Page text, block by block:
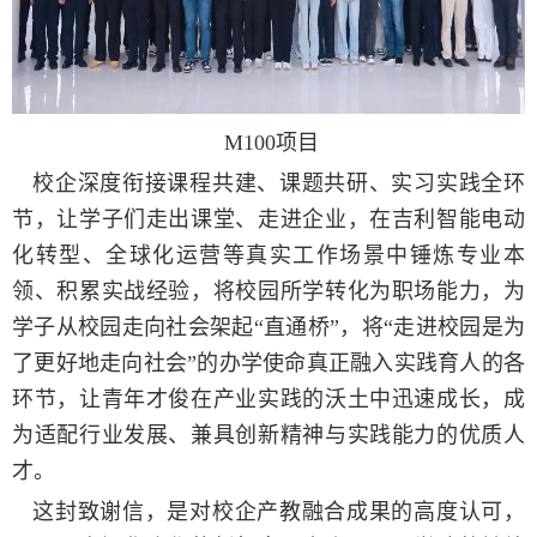
M100项目
校企深度衔接课程共建、课题共研、实习实践全环
节，让学子们走出课堂、走进企业，在吉利智能电动
化转型、全球化运营等真实工作场景中锤炼专业本
领、积累实战经验，将校园所学转化为职场能力，为
学子从校园走向社会架起“直通桥”，将“走进校园是为
了更好地走向社会”的办学使命真正融入实践育人的各
环节，让青年才俊在产业实践的沃土中迅速成长，成
为适配行业发展、兼具创新精神与实践能力的优质人
才。
这封致谢信，是对校企产教融合成果的高度认可，